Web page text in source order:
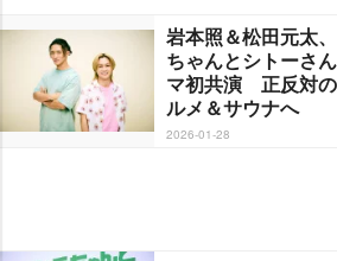
本照＆松田元太
ちゃんとシトーさ
マ初共演 正反対
ルメ＆サウナへ
2026-01-28